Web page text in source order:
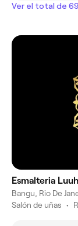
Ver el total de
Esmalteria
Bangu, Rio De
Salón de uñas •